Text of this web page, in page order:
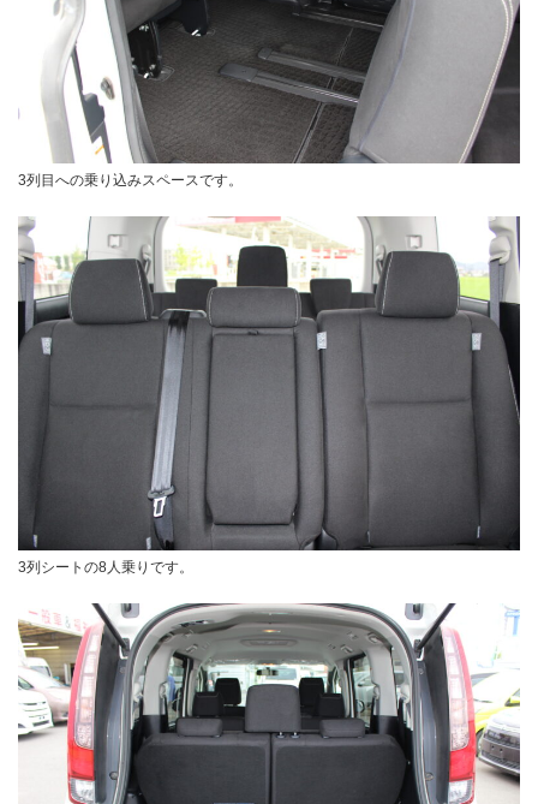
3列目への乗り込みスペースです。
3列シートの8人乗りです。